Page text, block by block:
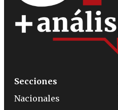
Secciones
Nacionales